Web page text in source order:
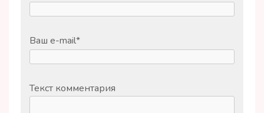
Ваш e-mail*
Текст комментария